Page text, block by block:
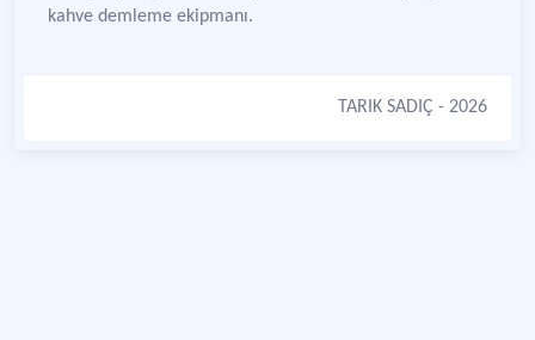
kahve demleme ekipmanı.
TARIK SADIÇ - 2026